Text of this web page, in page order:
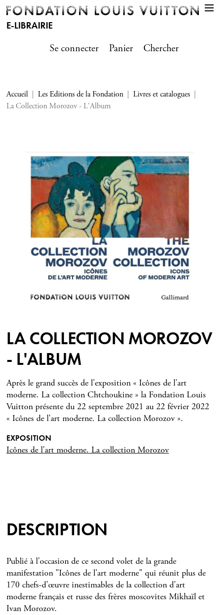
E-LIBRAIRIE
Se connecter
Panier Chercher
Accueil Les Editions de la Fondation
Livres et catalogues
La Collection Morozov - L'Album
LA COLLECTION MOROZOV
- L'ALBUM
Après le grand succès de l'exposition « Icônes de l'art
moderne. La collection Chtchoukine » la Fondation Louis
Vuitton présente du 22 septembre 2021 au 22 février 2022
« Icônes de l'art moderne. La collection Morozov ».
EXPOSITION
Icônes de l'art moderne. La collection Morozov
DESCRIPTION
Publié à l'occasion de ce second volet de la grande
manifestation "Icônes de l'art moderne" qui réunit plus de
170 chefs-d'œuvre inestimables de la collection d'art
moderne français et russe des frères moscovites Mikhaïl et
Ivan Morozov.